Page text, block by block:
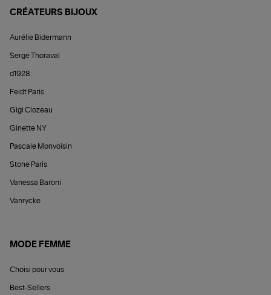
CRÉATEURS BIJOUX
Aurélie Bidermann
Serge Thoraval
d1928
Feidt Paris
Gigi Clozeau
Ginette NY
Pascale Monvoisin
Stone Paris
Vanessa Baroni
Vanrycke
MODE FEMME
Choisi pour vous
Best-Sellers